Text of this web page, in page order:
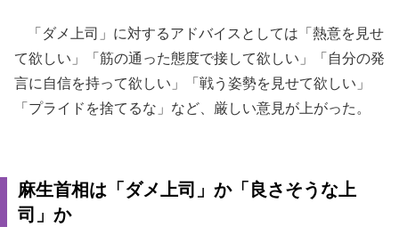
「ダメ上司」に対するアドバイスとしては「熱意を見せ
て欲しい」「筋の通った態度で接して欲しい」「自分の発
言に自信を持って欲しい」「戦う姿勢を見せて欲しい」
「プライドを捨てるな」など、厳しい意見が上がった。
麻生首相は「ダメ上司」か「良さそうな上
司」か